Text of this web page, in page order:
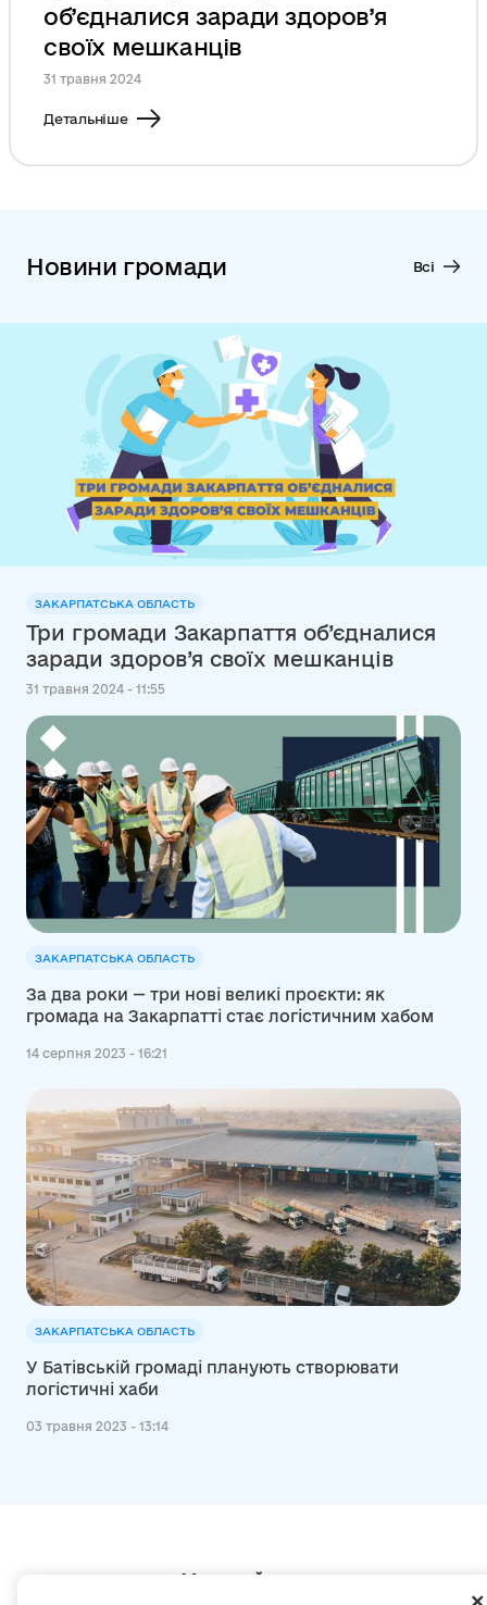
об’єдналися заради здоров’я
своїх мешканців
31 травня 2024
Детальніше
Новини громади Всі
ЗАКАРПАТСЬКА ОБЛАСТЬ
Три громади Закарпаття об’єдналися
заради здоров’я своїх мешканців
31 травня 2024 - 11:55
ЗАКАРПАТСЬКА ОБЛАСТЬ
За два роки — три нові великі проєкти: як
громада на Закарпатті стає логістичним хабом
14 серпня 2023 - 16:21
ЗАКАРПАТСЬКА ОБЛАСТЬ
У Батівській громаді планують створювати
логістичні хаби
03 травня 2023 - 13:14
Мапа сайту